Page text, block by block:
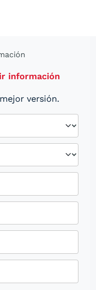
información
versión.